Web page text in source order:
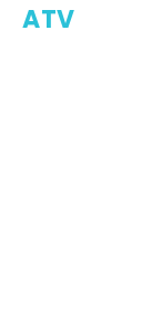
ATV